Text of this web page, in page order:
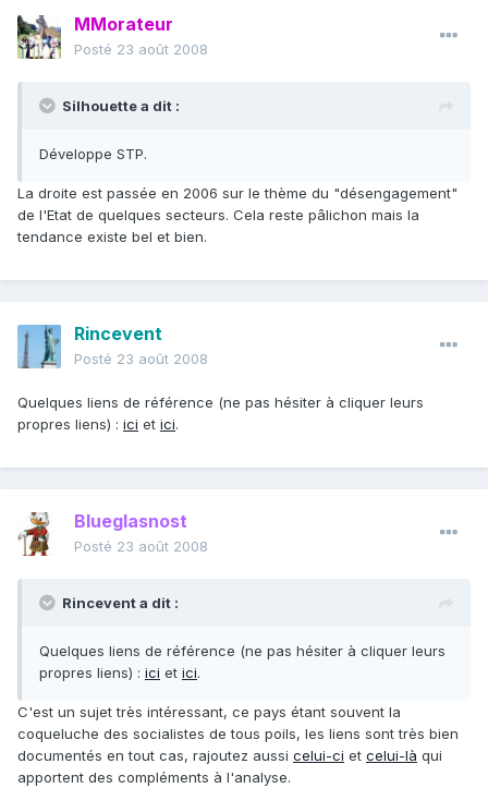
MMorateur
Posté 23 août 2008
Silhouette a dit :
Développe STP.
La droite est passée en 2006 sur le thème du "désengagement"
de l'Etat de quelques secteurs. Cela reste pâlichon mais la
tendance existe bel et bien.
Rincevent
Posté 23 août 2008
Quelques liens de référence (ne pas hésiter à cliquer leurs
propres liens) : ici et ici.
Blueglasnost
Posté 23 août 2008
Rincevent a dit :
Quelques liens de référence (ne pas hésiter à cliquer leurs
propres liens) : ici et ici.
C'est un sujet très intéressant, ce pays étant souvent la
coqueluche des socialistes de tous poils, les liens sont très bien
documentés en tout cas, rajoutez aussi celui-ci et celui-là qui
apportent des compléments à l'analyse.